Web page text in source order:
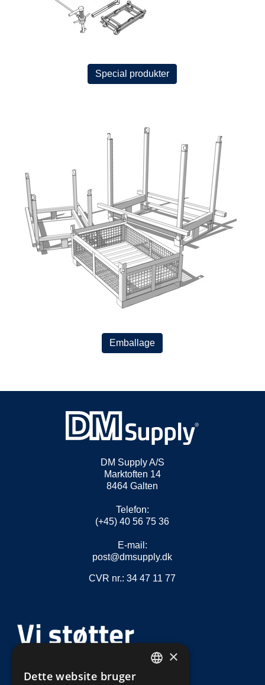
Special produkter
Emballage
DM Supply A/S
Marktoften 14
8464 Galten
Telefon:
(+45) 40 56 75 36
E-mail:
post@dmsupply.dk
CVR nr.: 34 47 11 77
DEFAULT LANGUAGE
×
Dette website bruger